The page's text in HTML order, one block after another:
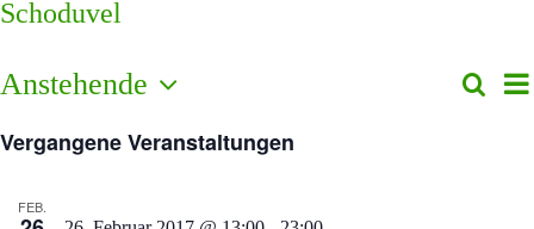
Schoduvel
Suche
Anstehende
wählen.
Vergangene Veranstaltungen
FEB.